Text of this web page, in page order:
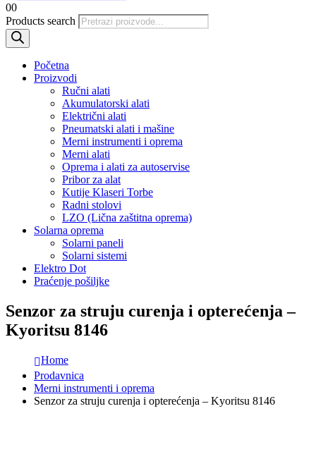
00
Products search
Početna
Proizvodi
Ručni alati
Akumulatorski alati
Električni alati
Pneumatski alati i mašine
Merni instrumenti i oprema
Merni alati
Oprema i alati za autoservise
Pribor za alat
Kutije Klaseri Torbe
Radni stolovi
LZO (Lična zaštitna oprema)
Solarna oprema
Solarni paneli
Solarni sistemi
Elektro Dot
Praćenje pošiljke
Senzor za struju curenja i opterećenja –
Kyoritsu 8146
Home
Prodavnica
Merni instrumenti i oprema
Senzor za struju curenja i opterećenja – Kyoritsu 8146